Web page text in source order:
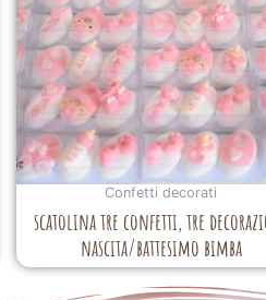
Confetti decorati
scatolina tre confetti, tre
nascita/battesimo bimba